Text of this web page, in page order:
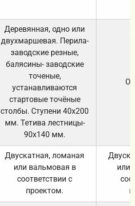
Деревянная, одно или
двухмаршевая. Перила-
заводские резные,
балясины- заводские
точеные,
устанавливаются
стартовые точёные
столбы. Ступени 40х200
мм. Тетива лестницы-
90х140 мм.
Двускатная, ломаная
или вальмовая в
соответствии с
проектом.
или